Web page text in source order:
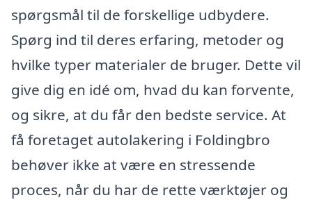
spørgsmål til de forskellige udbydere.
Spørg ind til deres erfaring, metoder og
hvilke typer materialer de bruger. Dette vil
give dig en idé om, hvad du kan forvente,
og sikre, at du får den bedste service. At
få foretaget autolakering i Foldingbro
behøver ikke at være en stressende
proces, når du har de rette værktøjer og